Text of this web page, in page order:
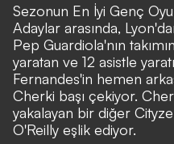
Sezonun En İyi Genç
Adaylar arasında,
Pep Guardiola'nın
yaratan ve 12 asistle
Fernandes'in hemen
Cherki başı çekiyor.
yakalayan bir diğer
O'Reilly eşlik ediyor.